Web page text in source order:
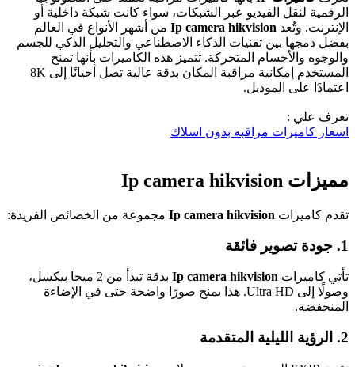
الرقمية لنقل الفيديو عبر الشبكات، سواء كانت شبكة داخلية أو
الإنترنت. وتُعد Ip camera hikvision من أشهر الأنواع في العالم
بفضل دمجها بين تقنيات الذكاء الاصطناعي والتحليل الذكي للجسم
والوجوه والأجسام المتحركة. تتميز هذه الكاميرات بأنها تمنح
المستخدم إمكانية مراقبة المكان بدقة عالية تصل أحيانًا إلى 8K
اعتمادًا على الموديل.
تعرف علي :
اسعار كاميرات مراقبه بدون اسلاك
مميزات Ip camera hikvision
تقدم كاميرات Ip camera hikvision مجموعة من الخصائص الفريدة:
1. جودة تصوير فائقة
تأتي كاميرات Ip camera hikvision
بدقة تبدأ من 2 ميجا بيكسل،
وصولًا إلى Ultra HD. هذا يمنح صورًا واضحة حتى في الإضاءة
المنخفضة.
2. الرؤية الليلية المتقدمة